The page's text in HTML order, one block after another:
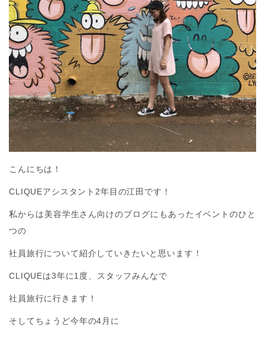
こんにちは！
CLIQUEアシスタント2年目の江田です！
私からは美容学生さん向けのブログにもあったイベントのひと
つの
社員旅行について紹介していきたいと思います！
CLIQUEは3年に1度、スタッフみんなで
社員旅行に行きます！
そしてちょうど今年の4月に